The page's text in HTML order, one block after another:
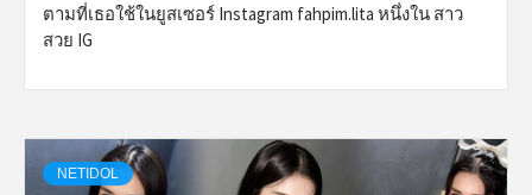
ตามที่เธอใช้ในยูสเซอร์ Instagram fahpim.lita หนึ่งใน สาว
สวย IG
NETIDOL